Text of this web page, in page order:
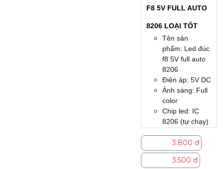
F8 5V FULL AUTO
8206 LOẠI TỐT
Tên sản
phẩm: Led đúc
f8 5V full auto
8206
Điện áp: 5V DC
Ánh sáng: Full
color
Chip led: IC
8206 (tự chạy)
0.3W / led - 50
bóng / dây
Chết 1 con,
3.800 đ
3.500 đ